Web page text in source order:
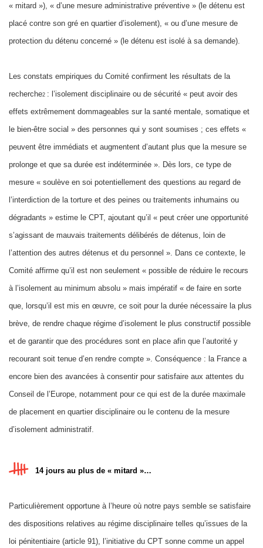
« mitard »), « d’une mesure administrative préventive » (le détenu est
placé contre son gré en quartier d’isolement), « ou d’une mesure de
protection du détenu concerné » (le détenu est isolé à sa demande).
Les constats empiriques du Comité confirment les résultats de la
recherche2 : l’isolement disciplinaire ou de sécurité « peut avoir des
effets extrêmement dommageables sur la santé mentale, somatique et
le bien-être social » des personnes qui y sont soumises ; ces effets «
peuvent être immédiats et augmentent d’autant plus que la mesure se
prolonge et que sa durée est indéterminée ». Dès lors, ce type de
mesure « soulève en soi potentiellement des questions au regard de
l’interdiction de la torture et des peines ou traitements inhumains ou
dégradants » estime le CPT, ajoutant qu’il « peut créer une opportunité
s’agissant de mauvais traitements délibérés de détenus, loin de
l’attention des autres détenus et du personnel ». Dans ce contexte, le
Comité affirme qu’il est non seulement « possible de réduire le recours
à l’isolement au minimum absolu » mais impératif « de faire en sorte
que, lorsqu’il est mis en œuvre, ce soit pour la durée nécessaire la plus
brève, de rendre chaque régime d’isolement le plus constructif possible
et de garantir que des procédures sont en place afin que l’autorité y
recourant soit tenue d’en rendre compte ». Conséquence : la France a
encore bien des avancées à consentir pour satisfaire aux attentes du
Conseil de l’Europe, notamment pour ce qui est de la durée maximale
de placement en quartier disciplinaire ou le contenu de la mesure
d’isolement administratif.
14 jours au plus de « mitard »…
Particulièrement opportune à l’heure où notre pays semble se satisfaire
des dispositions relatives au régime disciplinaire telles qu’issues de la
loi pénitentiaire (article 91), l’initiative du CPT sonne comme un appel